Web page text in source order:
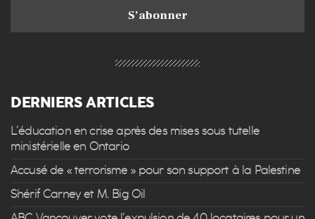
DERNIERS ARTICLES
L’éducation en crise après des mises sous tutelle
ministérielle en Ontario
Accusé de « terrorisme » pour son support à la Palestine
Shérif Carney et M. Big Oil